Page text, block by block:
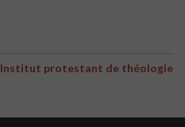
Institut protestant de théologie